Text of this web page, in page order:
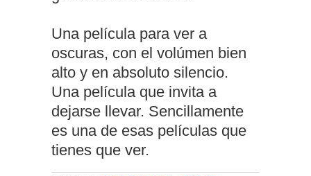
Una película para ver a
oscuras, con el volúmen bien
alto y en absoluto silencio.
Una película que invita a
dejarse llevar. Sencillamente
es una de esas películas que
tienes que ver.